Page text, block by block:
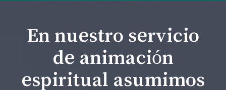
En nuestro servicio
de animación
espiritual asumimos